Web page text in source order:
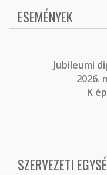
ESEMÉNYEK
Jubileumi
2026.
K
SZERVEZETI